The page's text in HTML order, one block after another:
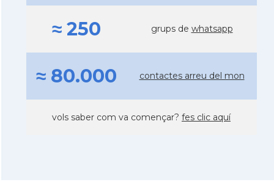
≈ 250 grups de whatsapp
≈ 80.000 contactes arreu del mon
vols saber com va començar? fes clic aquí